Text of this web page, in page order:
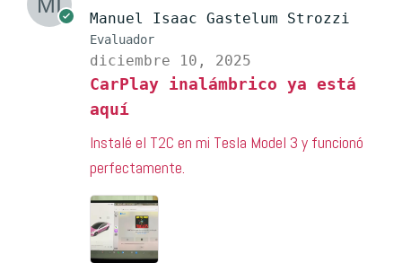
Manuel Isaac Gastelum Strozzi
Evaluador
diciembre 10, 2025
CarPlay inalámbrico ya está
aquí
Instalé el T2C en mi Tesla Model 3 y funcionó
perfectamente.